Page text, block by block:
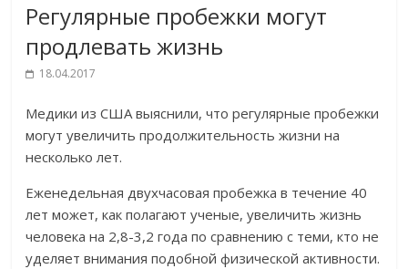
Регулярные пробежки могут
продлевать жизнь
18.04.2017
Медики из США выяснили, что регулярные пробежки
могут увеличить продолжительность жизни на
несколько лет.
Еженедельная двухчасовая пробежка в течение 40
лет может, как полагают ученые, увеличить жизнь
человека на 2,8-3,2 года по сравнению с теми, кто не
уделяет внимания подобной физической активности.